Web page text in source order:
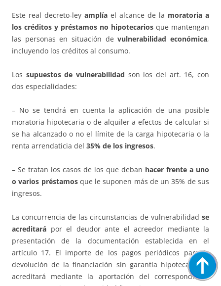
Este real decreto-ley amplía el alcance de la moratoria a
los créditos y préstamos no hipotecarios que mantengan
las personas en situación devulnerabilidad económica,
incluyendo los créditos al consumo.
Los supuestos de vulnerabilidad son los del art. 16, con
dos especialidades:
– No se tendrá en cuenta la aplicación de una posible
moratoria hipotecaria o de alquiler a efectos de calcular si
se ha alcanzado o no el límite de la carga hipotecaria o la
renta arrendaticia del 35% de los ingresos.
– Se tratan los casos de los que deban hacer frente a uno
o varios préstamosque le suponen más de un 35% de sus
ingresos.
La concurrencia de las circunstancias de vulnerabilidad se
acreditará por el deudor ante el acreedor mediante la
presentación de la documentación establecida en el
artículo 17. El importe de los pagos periódicos para la
devolución de la financiación sin garantía hipotecaria se
acreditará mediante la aportación del correspondiente